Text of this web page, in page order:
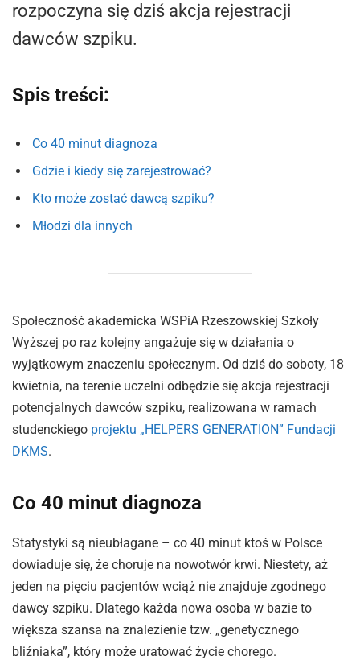
rozpoczyna się dziś akcja rejestracji
dawców szpiku.
Spis treści:
Co 40 minut diagnoza
Gdzie i kiedy się zarejestrować?
Kto może zostać dawcą szpiku?
Młodzi dla innych
Społeczność akademicka WSPiA Rzeszowskiej Szkoły
Wyższej po raz kolejny angażuje się w działania o
wyjątkowym znaczeniu społecznym. Od dziś do soboty, 18
kwietnia, na terenie uczelni odbędzie się akcja rejestracji
potencjalnych dawców szpiku, realizowana w ramach
studenckiego projektu „HELPERS GENERATION” Fundacji
DKMS.
Co 40 minut diagnoza
Statystyki są nieubłagane – co 40 minut ktoś w Polsce
dowiaduje się, że choruje na nowotwór krwi. Niestety, aż
jeden na pięciu pacjentów wciąż nie znajduje zgodnego
dawcy szpiku. Dlatego każda nowa osoba w bazie to
większa szansa na znalezienie tzw. „genetycznego
bliźniaka”, który może uratować życie chorego.